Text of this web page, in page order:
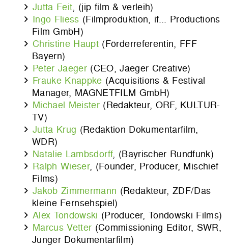
Jutta Feit, (jip film & verleih)
Ingo Fliess (Filmproduktion, if... Productions
Film GmbH)
Christine Haupt (Förderreferentin, FFF
Bayern)
Peter Jaeger (CEO, Jaeger Creative)
Frauke Knappke (Acquisitions & Festival
Manager, MAGNETFILM GmbH)
Michael Meister (Redakteur, ORF, KULTUR-
TV)
Jutta Krug (Redaktion Dokumentarfilm,
WDR)
Natalie Lambsdorff, (Bayrischer Rundfunk)
Ralph Wieser, (Founder, Producer, Mischief
Films)
Jakob Zimmermann (Redakteur, ZDF/Das
kleine Fernsehspiel)
Alex Tondowski (Producer, Tondowski Films)
Marcus Vetter (Commissioning Editor, SWR,
Junger Dokumentarfilm)